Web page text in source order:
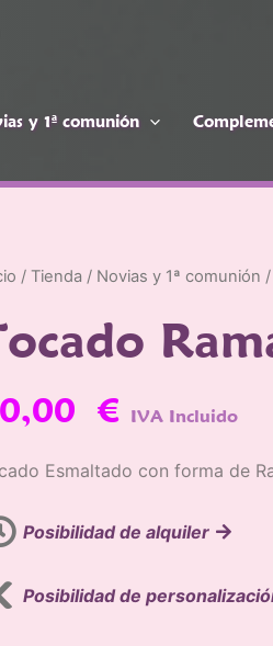
y 1ª comunión
/ Tienda / Novias y 1ª comunión /
€ IVA Incluido
Esmaltado con forma de
Posibilidad de alquiler
Posibilidad de